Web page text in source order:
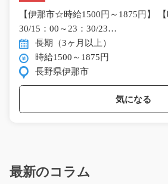
【伊那市☆時給1500円～1875円】
30/15：00～23：30/23…
長期（3ヶ月以上）
時給1500～1875円
長野県伊那市
気になる
最新のコラム